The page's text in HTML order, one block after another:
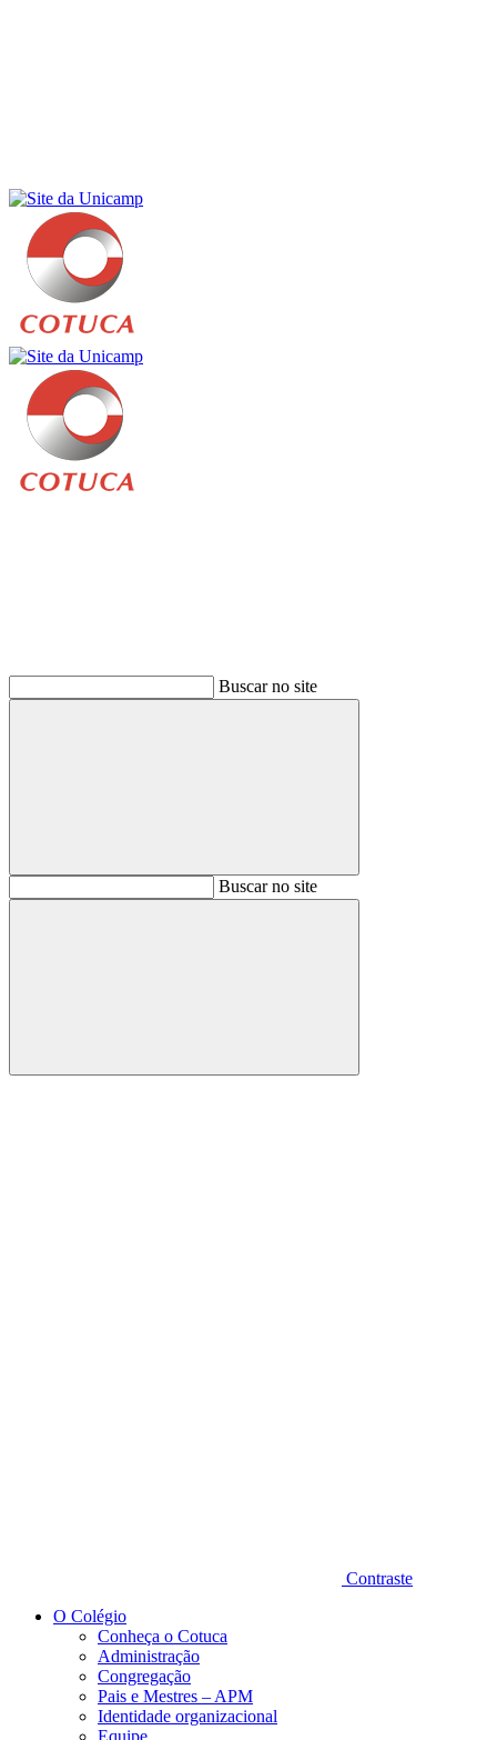
Buscar no site
BuscarBuscar no site
Buscar
Contraste
O Colégio
Conheça o Cotuca
Administração
Congregação
Pais e Mestres – APM
Identidade organizacional
Equipe